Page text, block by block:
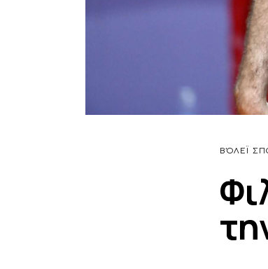
ΒΌΛΕΪ